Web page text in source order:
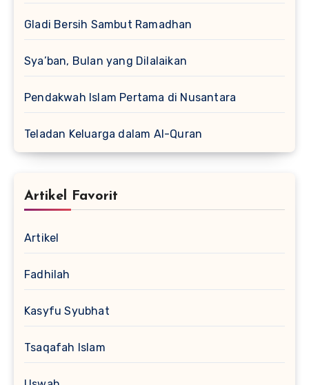
Gladi Bersih Sambut Ramadhan
Sya’ban, Bulan yang Dilalaikan
Pendakwah Islam Pertama di Nusantara
Teladan Keluarga dalam Al-Quran
Artikel Favorit
Artikel
Fadhilah
Kasyfu Syubhat
Tsaqafah Islam